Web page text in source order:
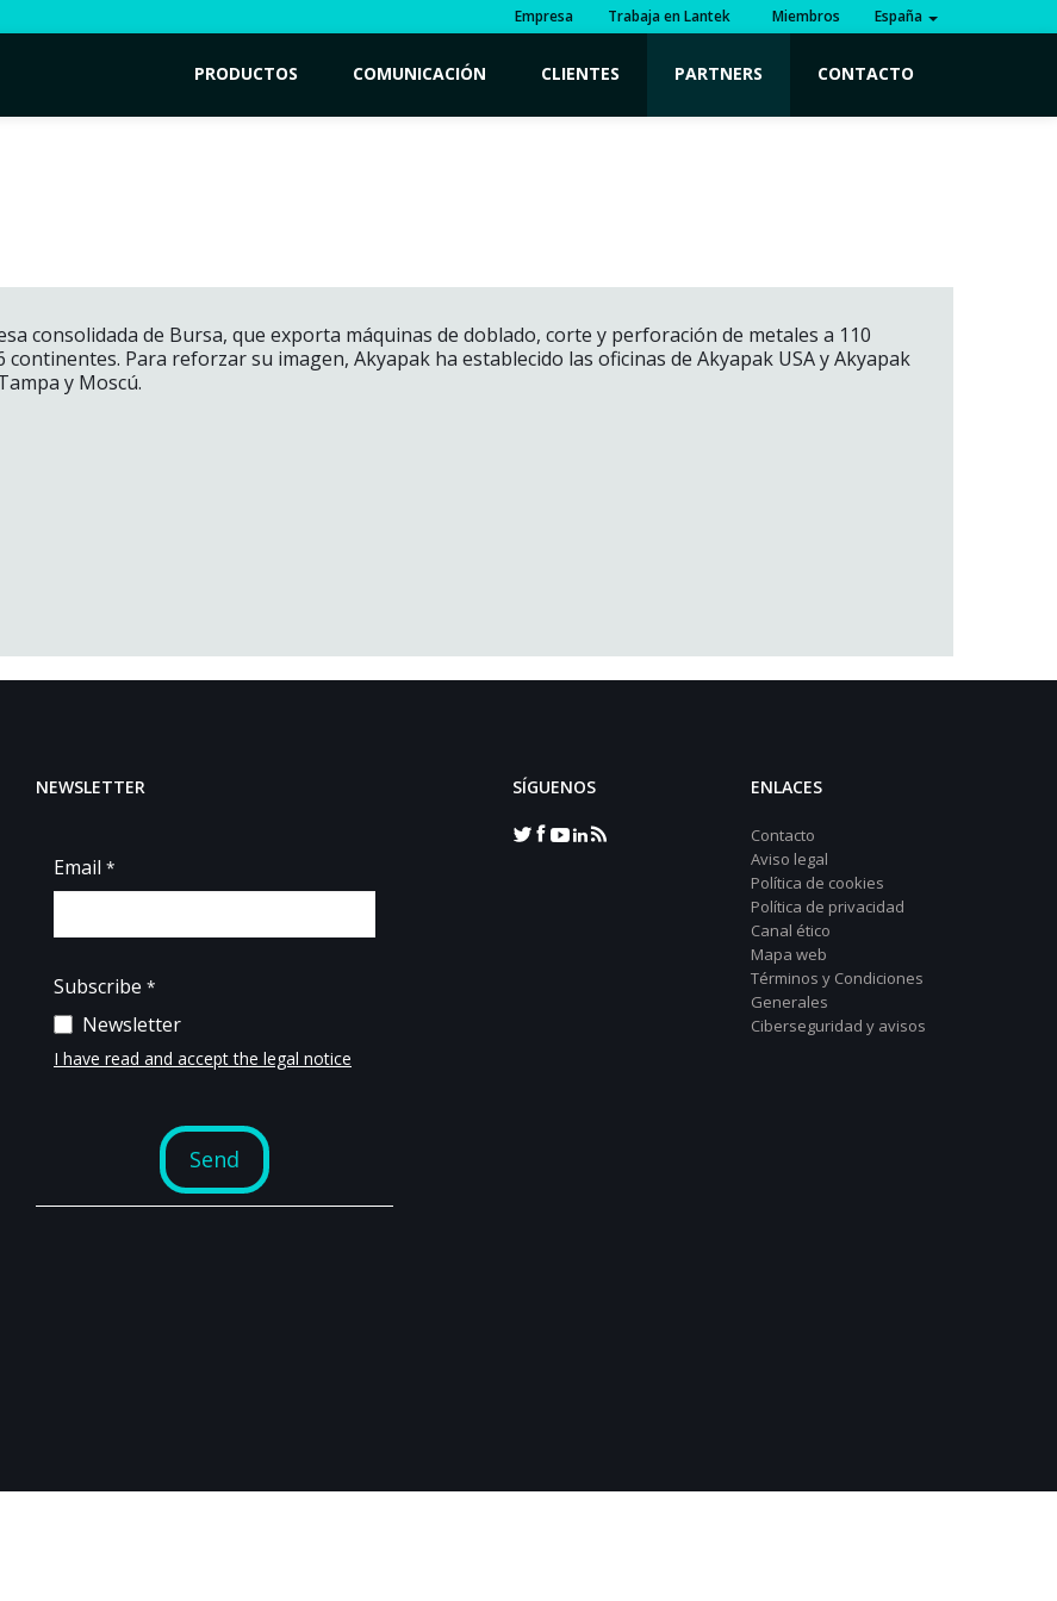
Empresa Trabaja en Lantek Miembros España
PRODUCTOS COMUNICACIÓN CLIENTES PARTNERS CONTACTO
consolidada de Bursa, que exporta máquinas de doblado, corte y perforación de metales a 110
continentes. Para reforzar su imagen, Akyapak ha establecido las oficinas de Akyapak USA y Akyapak
y Moscú.
NEWSLETTER SÍGUENOS ENLACES
Contacto
Aviso legal
Política de cookies
Política de privacidad
Canal ético
Mapa web
Términos y Condiciones
Generales
Ciberseguridad y avisos